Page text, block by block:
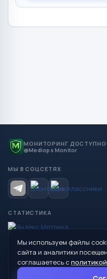
МОНИТОРИНГ
@Mediops Monitor
МЫ В СОЦСЕТЯХ
СТАТИСТИКА
© 2026 Управление
Сухой Лог
624800, Свердловская
Мы используем файлы
сайта и аналитики
соглашаетесь с